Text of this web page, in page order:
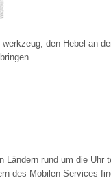
den Hebel an
rund um die Uhr
des Mobilen Services